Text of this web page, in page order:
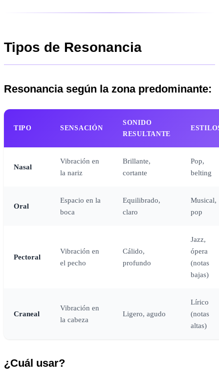
Tipos de Resonancia
Resonancia según la zona predominante:
TIPO SENSACIÓN
SONIDO
RESULTANTE
Nasal
Vibración en
la nariz
Brillante,
cortante
Pop,
belting
Oral
Espacio en la
boca
Equilibrado,
claro
Musical,
pop
Pectoral
Vibración en
el pecho
Cálido,
profundo
Jazz,
ópera
(notas
bajas)
Craneal
Vibración en
la cabeza
Ligero, agudo
Lírico
(notas
altas)
¿Cuál usar?